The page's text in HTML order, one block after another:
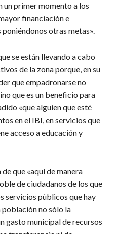
un primer momento a los
financiación e
otras metas».
se están llevando a cabo
de la zona porque, en su
que empadronarse no
que es un beneficio para
«que alguien que esté
en el IBI, en servicios que
acceso a educación y
que «aquí de manera
de ciudadanos de los que
servicios públicos que hay
población no sólo la
gasto municipal de recursos